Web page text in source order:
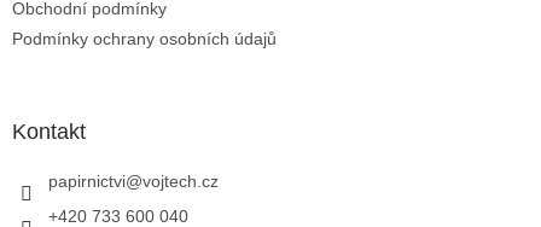
Obchodní podmínky
Podmínky ochrany osobních údajů
Kontakt
papirnictvi@vojtech.cz
+420 733 600 040